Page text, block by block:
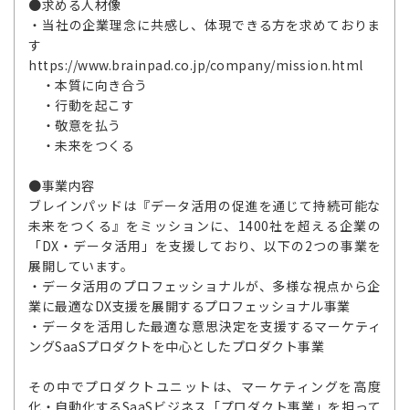
●求める人材像
・当社の企業理念に共感し、体現できる方を求めておりま
す
https://www.brainpad.co.jp/company/mission.html
・本質に向き合う
・行動を起こす
・敬意を払う
・未来をつくる
●事業内容
ブレインパッドは『データ活用の促進を通じて持続可能な
未来をつくる』をミッションに、1400社を超える企業の
「DX・データ活用」を支援しており、以下の2つの事業を
展開しています。
・データ活用のプロフェッショナルが、多様な視点から企
業に最適なDX支援を展開するプロフェッショナル事業
・データを活用した最適な意思決定を支援するマーケティ
ングSaaSプロダクトを中心としたプロダクト事業
その中でプロダクトユニットは、マーケティングを高度
化・自動化するSaaSビジネス「プロダクト事業」を担って